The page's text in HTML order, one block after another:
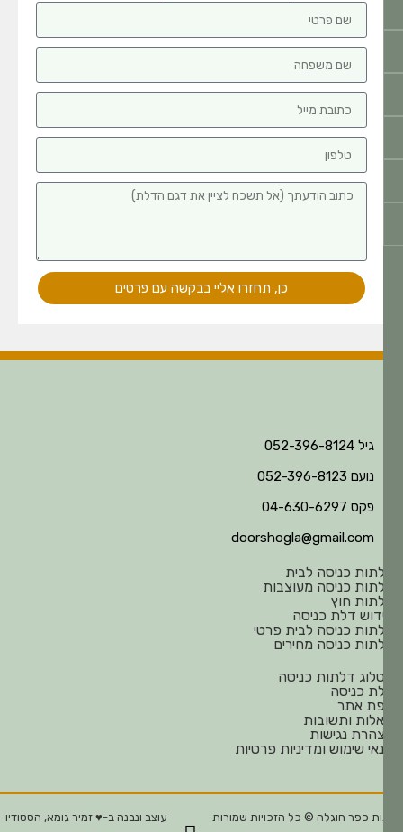
כן, תחזרו אליי בבקשה עם פרטים
גיל 052-396-8124
נועם 052-396-8123
פקס 04-630-6297
doorshogla@gmail.com
כניסה לבית
כניסה מעוצבות
חוץ
דלת כניסה
כניסה לבית פרטי
כניסה מחירים
דלתות כניסה
כניסה
אתר
ותשובות
נגישות
שימוש ומדיניות פרטיות
כפר חוגלה © כל הזכויות שמורות עוצב ונבנה ב-♥︎ זמיר גומא, הסטודיו